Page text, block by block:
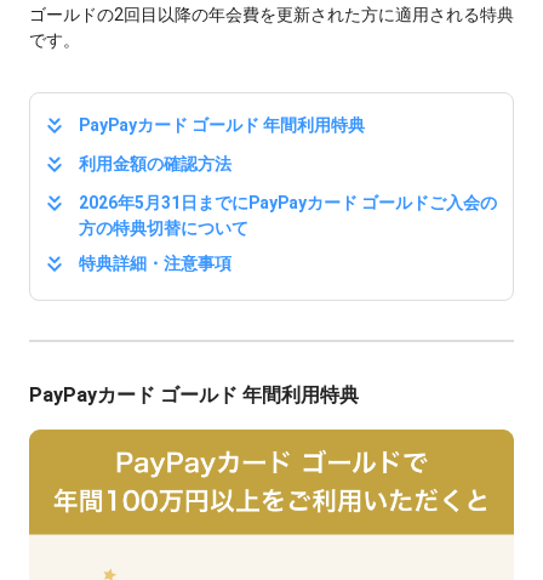
ゴールドの2回目以降の年会費を更新された方に適用される特典
です。
PayPayカード ゴールド 年間利用特典
利用金額の確認方法
2026年5月31日までにPayPayカード ゴールドご入会の
方の特典切替について
特典詳細・注意事項
PayPayカード ゴールド 年間利用特典